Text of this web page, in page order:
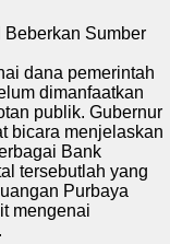
dana pemerintah
dimanfaatkan
publik. Gubernur
bicara menjelaskan
Bank
tersebutlah yang
Purbaya
mengenai